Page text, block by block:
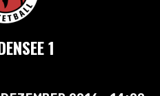
1